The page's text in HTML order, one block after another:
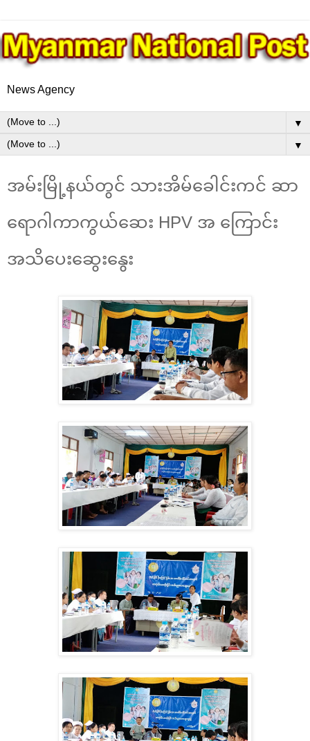
News Agency
▼
▼
အမ်းမြို့နယ်တွင် သားအိမ်ခေါင်းကင် ဆာ
ရောဂါကာကွယ်ဆေး HPV အ ကြောင်း
အသိပေးဆွေးနွေး